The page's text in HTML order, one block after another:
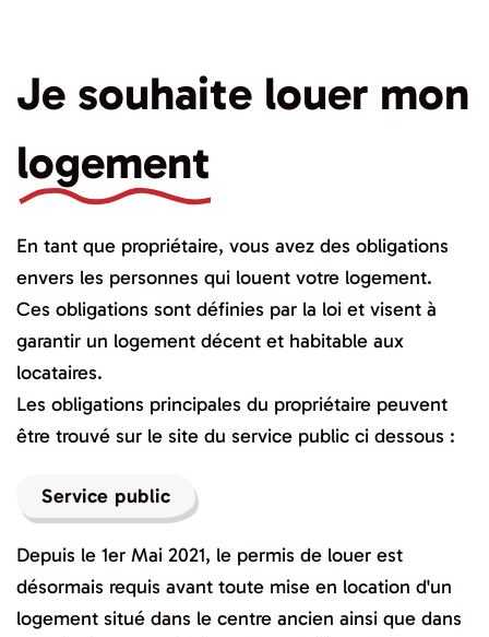
Je souhaite louer mon
logement
En tant que propriétaire, vous avez des obligations
envers les personnes qui louent votre logement.
Ces obligations sont définies par la loi et visent à
garantir un logement décent et habitable aux
locataires.
Les obligations principales du propriétaire peuvent
être trouvé sur le site du service public ci dessous :
Service public
Depuis le 1er Mai 2021, le permis de louer est
désormais requis avant toute mise en location d'un
logement situé dans le centre ancien ainsi que dans